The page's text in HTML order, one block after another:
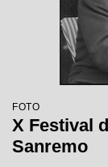
FOTO
X Festival
Sanremo